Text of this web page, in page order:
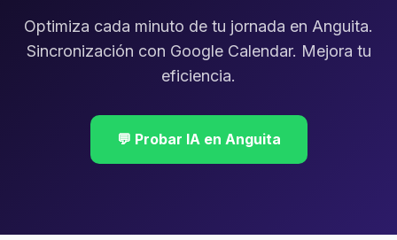
Optimiza cada minuto de tu jornada en Anguita.
Sincronización con Google Calendar. Mejora tu
eficiencia.
💬 Probar IA en Anguita